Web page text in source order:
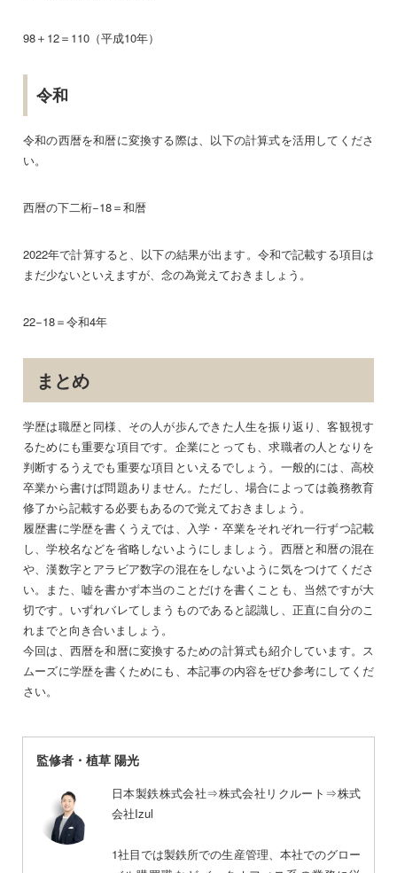
98＋12＝110（平成10年）
令和
令和の西暦を和暦に変換する際は、以下の計算式を活用してくださ
い。
西暦の下二桁−18＝和暦
2022年で計算すると、以下の結果が出ます。令和で記載する項目は
まだ少ないといえますが、念の為覚えておきましょう。
22−18＝令和4年
まとめ
学歴は職歴と同様、その人が歩んできた人生を振り返り、客観視す
るためにも重要な項目です。企業にとっても、求職者の人となりを
判断するうえでも重要な項目といえるでしょう。一般的には、高校
卒業から書けば問題ありません。ただし、場合によっては義務教育
修了から記載する必要もあるので覚えておきましょう。
履歴書に学歴を書くうえでは、入学・卒業をそれぞれ一行ずつ記載
し、学校名などを省略しないようにしましょう。西暦と和暦の混在
や、漢数字とアラビア数字の混在をしないように気をつけてくださ
い。また、嘘を書かず本当のことだけを書くことも、当然ですが大
切です。いずれバレてしまうものであると認識し、正直に自分のこ
れまでと向き合いましょう。
今回は、西暦を和暦に変換するための計算式も紹介しています。ス
ムーズに学歴を書くためにも、本記事の内容をぜひ参考にしてくだ
さい。
監修者・植草 陽光
日本製鉄株式会社⇒株式会社リクルート⇒株式
会社Izul
1社目では製鉄所での生産管理、本社でのグロー